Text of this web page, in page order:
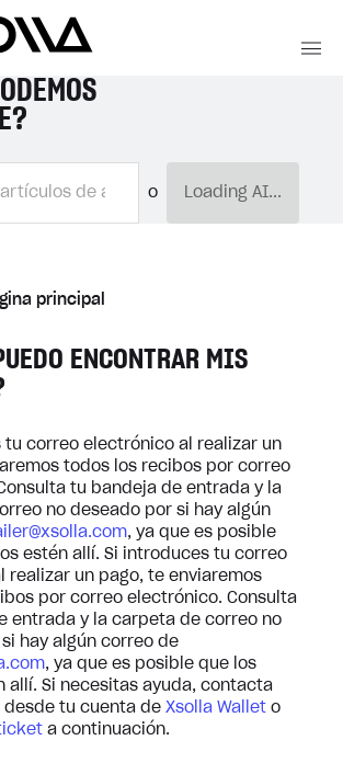
o Loading AI...
principal
ENCONTRAR MIS
tu correo electrónico al realizar un
todos los recibos por correo
tu bandeja de entrada y la
no deseado por si hay algún
, ya que es posible
estén allí. Si introduces tu correo
realizar un pago, te enviaremos
por correo electrónico. Consulta
entrada y la carpeta de correo no
hay algún correo de
, ya que es posible que los
allí. Si necesitas ayuda, contacta
desde tu cuenta de Xsolla Wallet o
a continuación.